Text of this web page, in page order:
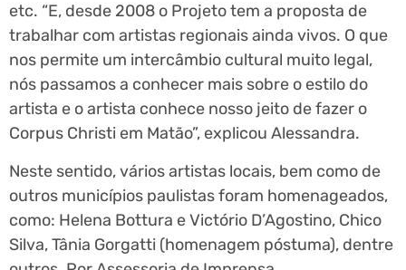
etc. “E, desde 2008 o Projeto tem a proposta de
trabalhar com artistas regionais ainda vivos. O que
nos permite um intercâmbio cultural muito legal,
nós passamos a conhecer mais sobre o estilo do
artista e o artista conhece nosso jeito de fazer o
Corpus Christi em Matão”, explicou Alessandra.
Neste sentido, vários artistas locais, bem como de
outros municípios paulistas foram homenageados,
como: Helena Bottura e Victório D’Agostino, Chico
Silva, Tânia Gorgatti (homenagem póstuma), dentre